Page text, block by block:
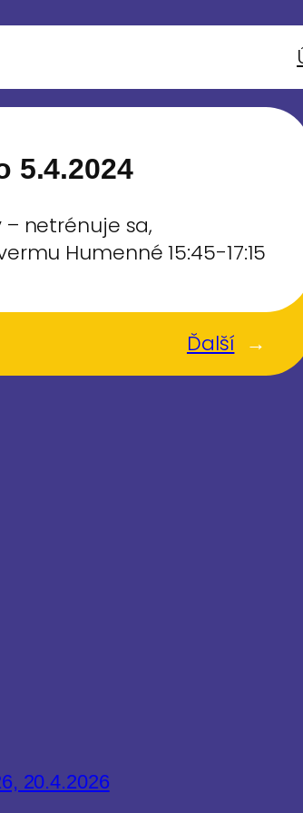
5.4.2024
– netrénuje sa,
Humenné 15:45-17:15
Ďalší →
20.4.2026